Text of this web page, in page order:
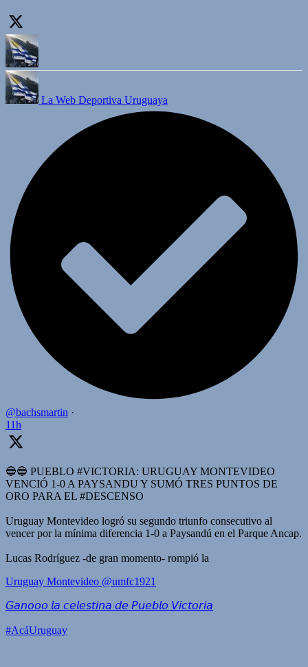
La Web Deportiva Uruguaya
@bachsmartin ·
11h
🔵🔵 PUEBLO #VICTORIA: URUGUAY MONTEVIDEO
VENCIÓ 1-0 A PAYSANDU Y SUMÓ TRES PUNTOS DE
ORO PARA EL #DESCENSO
Uruguay Montevideo logró su segundo triunfo consecutivo al
vencer por la mínima diferencia 1-0 a Paysandú en el Parque Ancap.
Lucas Rodríguez -de gran momento- rompió la
Uruguay Montevideo @umfc1921
𝘎𝘢𝘯𝘰𝘰𝘰 𝘭𝘢 𝘤𝘦𝘭𝘦𝘴𝘵𝘪𝘯𝘢 𝘥𝘦 𝘗𝘶𝘦𝘣𝘭𝘰 𝘝𝘪𝘤𝘵𝘰𝘳𝘪𝘢
#AcáUruguay